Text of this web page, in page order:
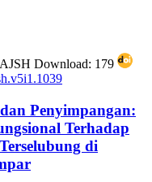
Download: 179
Penyimpangan:
Terhadap
di